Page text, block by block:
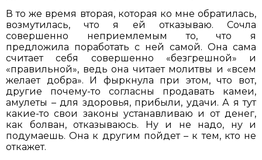
В то же время вторая, которая ко мне обратилась,
возмутилась, что я ей отказываю. Сочла
совершенно неприемлемым то, что я
предложила поработать с ней самой. Она сама
считает себя совершенно «безгрешной» и
«правильной», ведь она читает молитвы и «всем
желает добра». И фыркнула при этом, что вот,
другие почему-то согласны продавать камеи,
амулеты – для здоровья, прибыли, удачи. А я тут
какие-то свои законы устанавливаю и от денег,
как болван, отказываюсь. Ну и не надо, ну и
подумаешь. Она к другим пойдет – к тем, кто не
откажет.